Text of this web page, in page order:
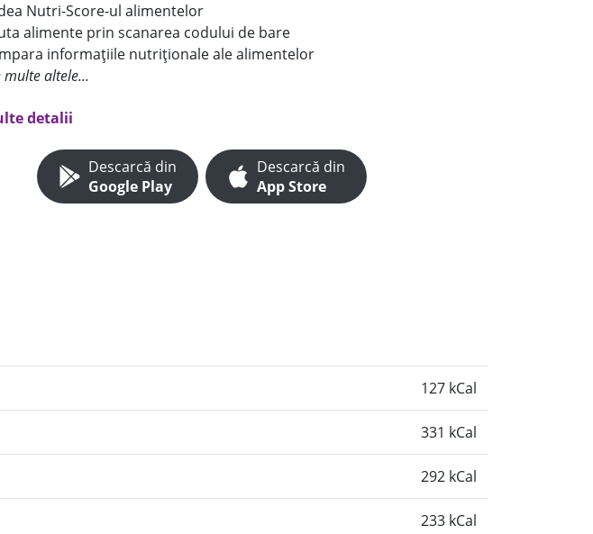
Nutri-Score-ul alimentelor
alimente prin scanarea codului de bare
informațiile nutriționale ale alimentelor
altele...
detalii
Descarcă din
Google Play
Descarcă din
App Store
127 kCal
331 kCal
292 kCal
233 kCal